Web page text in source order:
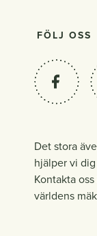
FÖLJ OSS
Det stora
hjälper vi
Kontakta
världens